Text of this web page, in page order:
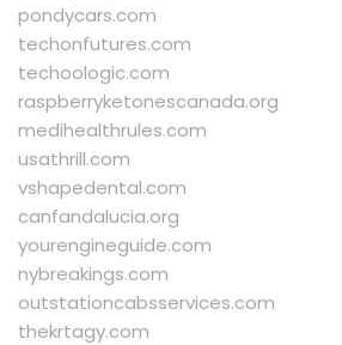
pondycars.com
techonfutures.com
techoologic.com
raspberryketonescanada.org
medihealthrules.com
usathrill.com
vshapedental.com
canfandalucia.org
yourengineguide.com
nybreakings.com
outstationcabsservices.com
thekrtagy.com